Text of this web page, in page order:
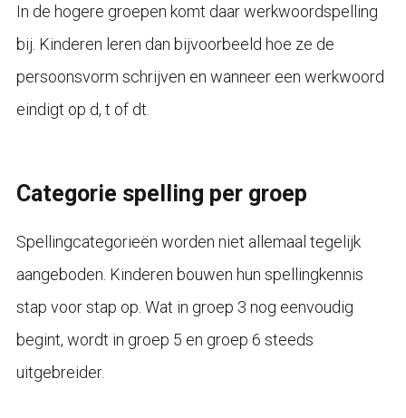
In de hogere groepen komt daar werkwoordspelling
bij. Kinderen leren dan bijvoorbeeld hoe ze de
persoonsvorm schrijven en wanneer een werkwoord
eindigt op d, t of dt.
Categorie spelling per groep
Spellingcategorieën worden niet allemaal tegelijk
aangeboden. Kinderen bouwen hun spellingkennis
stap voor stap op. Wat in groep 3 nog eenvoudig
begint, wordt in groep 5 en groep 6 steeds
uitgebreider.